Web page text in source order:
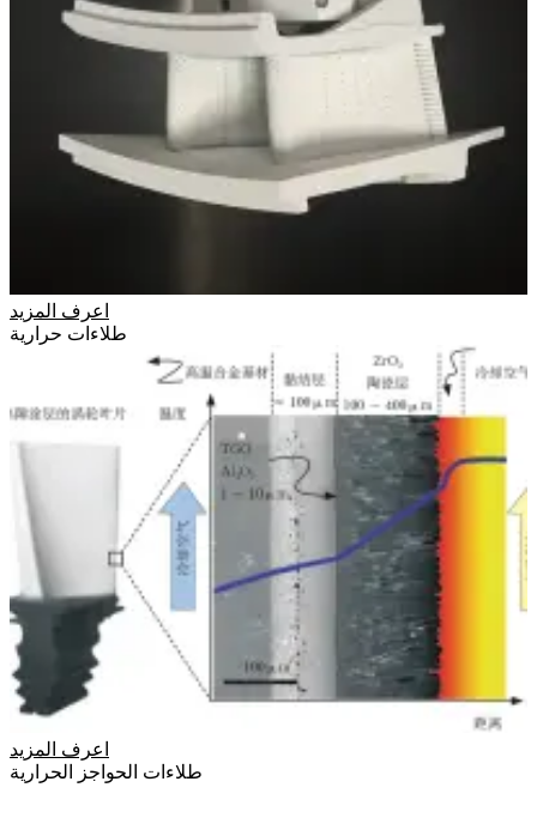
اعرف المزيد
طلاءات حرارية
اعرف المزيد
طلاءات الحواجز الحرارية